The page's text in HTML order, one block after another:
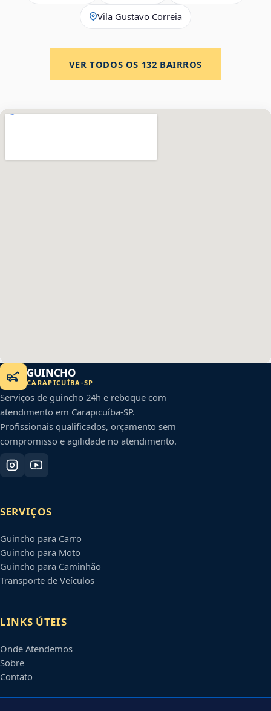
Vila Gustavo Correia
VER TODOS OS 132 BAIRROS
GUINCHO
CARAPICUÍBA -SP
Serviços de guincho 24h e reboque com
atendimento em Carapicuíba-SP.
Profissionais qualificados, orçamento sem
compromisso e agilidade no atendimento.
SERVIÇOS
Guincho para Carro
Guincho para Moto
Guincho para Caminhão
Transporte de Veículos
LINKS ÚTEIS
Onde Atendemos
Sobre
Contato